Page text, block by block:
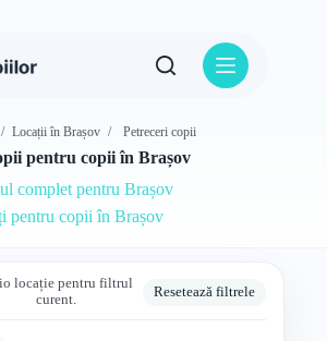
/ Locații în Brașov / Petreceri copii
pentru copii în Brașov
complet pentru Brașov
pentru copii în Brașov
locație pentru filtrul
curent.
Resetează filtrele